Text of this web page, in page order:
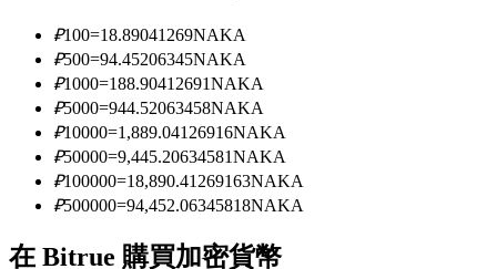
合約資訊
包含交易情況等的大數據分析
₽100=18.89041269NAKA
₽500=94.45206345NAKA
₽1000=188.90412691NAKA
₽5000=944.52063458NAKA
₽10000=1,889.04126916NAKA
₽50000=9,445.20634581NAKA
₽100000=18,890.41269163NAKA
₽500000=94,452.06345818NAKA
在 Bitrue 購買加密貨幣